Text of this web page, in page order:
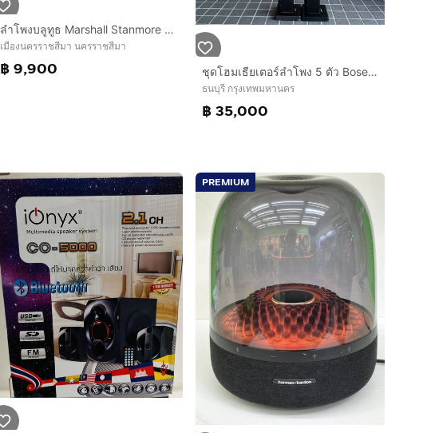
ลำโพงบลูทูธ Marshall Stanmore II สีดำ เครื่องศูนย์ไทย
เมืองนครราชสีมา นครราชสีมา
฿ 9,900 ชุดโฮมเธียเตอร์ลำโพง 5 ตัว Bose 55wer Bose 33wer
ธนบุรี กรุงเทพมหานคร
฿ 35,000
PREMIUM